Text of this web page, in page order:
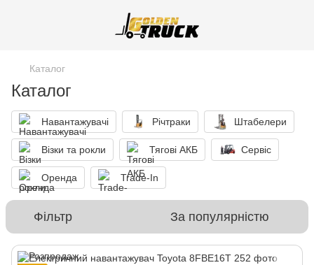
Каталог
Каталог
Навантажувачі Річтраки Штабелери
Візки та рокли Тягові АКБ Сервіс
Оренда Trade-In
Фільтр За популярністю